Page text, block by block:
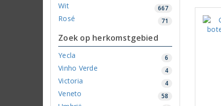
Wit 667
Rosé 71
Zoek op herkomstgebied
Yecla 6
Vinho Verde 4
Victoria 4
Veneto 58